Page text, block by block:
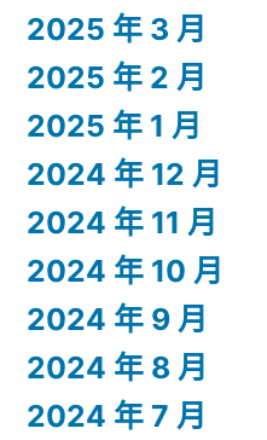
2025 年 3 月
2025 年 2 月
2025 年 1 月
2024 年 12 月
2024 年 11 月
2024 年 10 月
2024 年 9 月
2024 年 8 月
2024 年 7 月